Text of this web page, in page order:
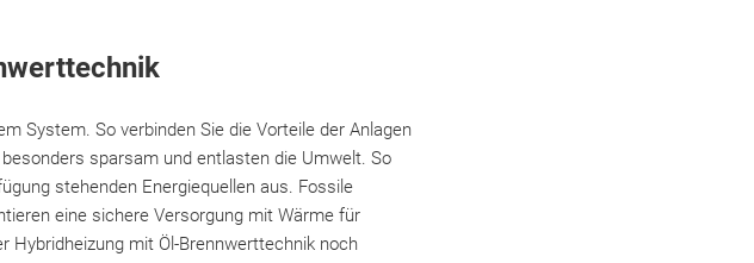
System. So verbinden Sie die Vorteile der Anlagen
sparsam und entlasten die Umwelt. So
stehenden Energiequellen aus. Fossile
eine sichere Versorgung mit Wärme für
Hybridheizung mit Öl-Brennwerttechnik noch